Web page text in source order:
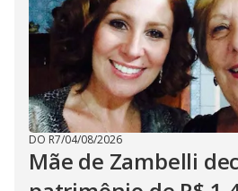
DO R7/04/08/2026
Mãe de Zambelli